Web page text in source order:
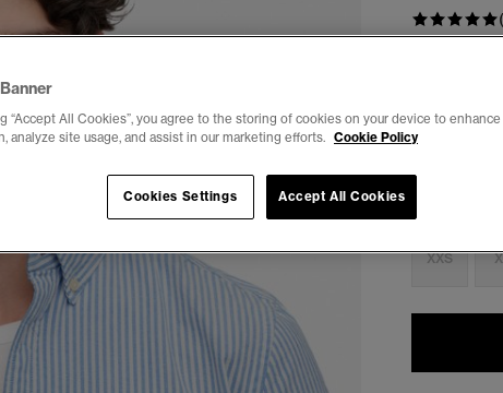
XXS
“Accept All Cookies”, you agree to the storing of cookies on your device to
analyze site usage, and assist in our marketing efforts. Cookie Policy
Cookies Settings Accept All Cookies